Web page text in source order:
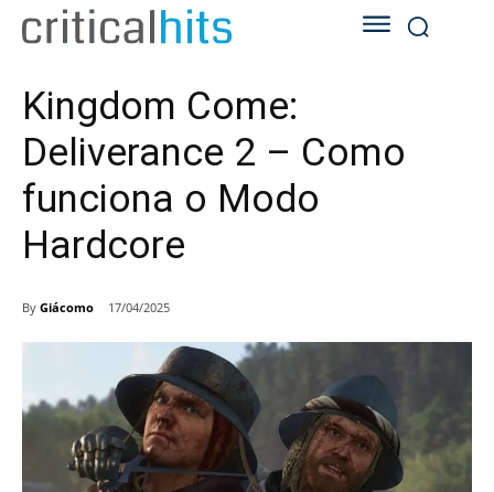
Kingdom Come:
Deliverance 2 – Como
funciona o Modo
Hardcore
By Giácomo 17/04/2025